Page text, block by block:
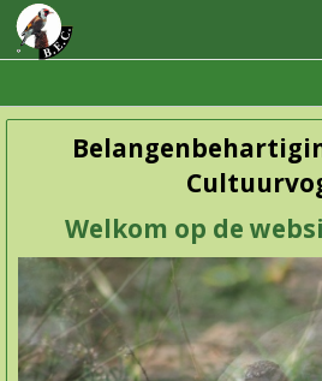
Welkom op de